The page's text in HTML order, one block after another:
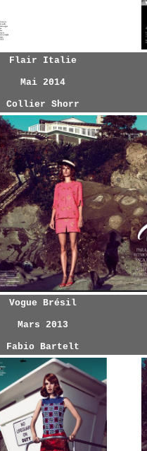
Flair Italie
Mai 2014
Collier Shorr
Vogue Brésil
Mars 2013
Fabio Bartelt